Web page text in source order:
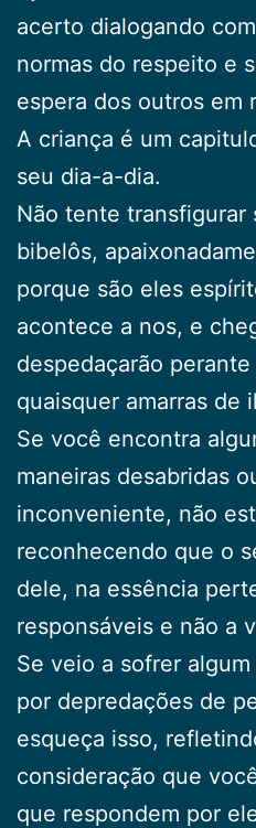
acerto dialogando
normas do respeito e
espera dos outros em
A criança é um
seu dia-a-dia.
Não tente transfigurar
bibelôs,
porque são eles
acontece a nos, e
despedaçarão
quaisquer amarras de
Se você encontra
maneiras desabridas
inconveniente, não
reconhecendo que o
dele, na essência
responsáveis e não a
Se veio a sofrer
por depredações de
esqueça isso,
consideração que
que respondem por